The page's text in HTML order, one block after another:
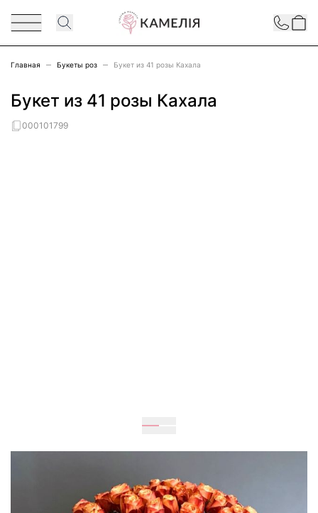
Перейти к содержимому
Contact
Главная Букеты роз Букет из 41 розы Кахала
Букет из 41 розы Кахала
000101799